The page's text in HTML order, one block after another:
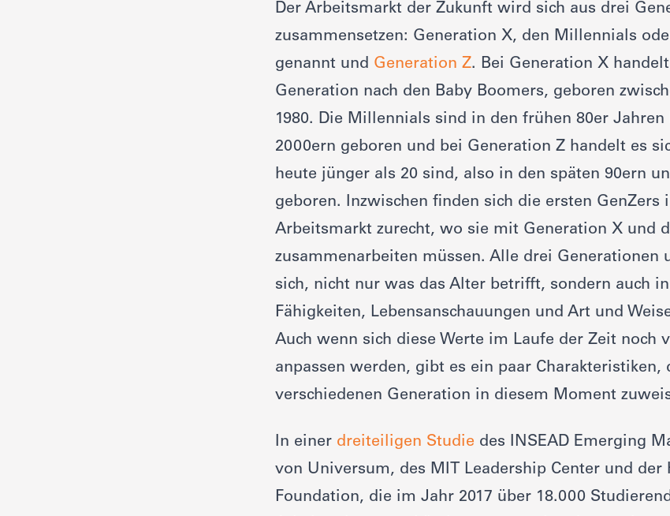
Der Arbeitsmarkt der Zukunft wird sich aus drei
zusammensetzen: Generation X, den Millennials
genannt und Generation Z. Bei Generation X
Generation nach den Baby Boomers, geboren
1980. Die Millennials sind in den frühen 80er Jahren
2000ern geboren und bei Generation Z handelt es
heute jünger als 20 sind, also in den späten 90ern
geboren. Inzwischen finden sich die ersten GenZers
Arbeitsmarkt zurecht, wo sie mit Generation X und
zusammenarbeiten müssen. Alle drei Generationen
sich, nicht nur was das Alter betrifft, sondern auch
Fähigkeiten, Lebensanschauungen und Art und
Auch wenn sich diese Werte im Laufe der Zeit noch
anpassen werden, gibt es ein paar Charakteristiken,
verschiedenen Generation in diesem Moment
In einer dreiteiligen Studie des INSEAD Emerging
von Universum, des MIT Leadership Center und der
Foundation, die im Jahr 2017 über 18.000